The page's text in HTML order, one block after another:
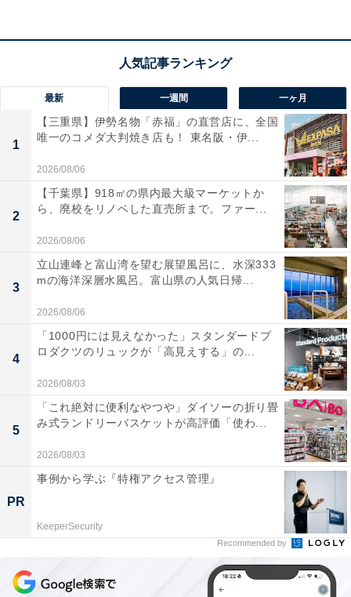
当に重宝しています
画質も音質も十分に綺麗で、長距離のドライブでも
前面にUSB端子があるおかげで、音楽の入替えや接
続がとてもスムーズです
車内の限られたスペースで音楽も動画も存分に楽しみた
い人には、おすすめの商品といえそうです。
最新 一週間 一ヶ月
1
【三重県】伊勢名物「赤福」の直営店に、全国
唯一のコメダ大判焼き店も！ 東名阪・伊...
2026/08/06
2
【千葉県】918㎡の県内最大級マーケットか
ら、廃校をリノベした直売所まで。ファー...
2026/08/06
3
立山連峰と富山湾を望む展望風呂に、水深333
mの海洋深層水風呂。富山県の人気日帰...
2026/08/06
4
「1000円には見えなかった」スタンダードプ
ロダクツのリュックが「高見えする」の...
2026/08/03
5
「これ絶対に便利なやつや」ダイソーの折り畳
み式ランドリーバスケットが高評価「使わ...
2026/08/03
PR
事例から学ぶ『特権アクセス管理』
KeeperSecurity
Recommended by